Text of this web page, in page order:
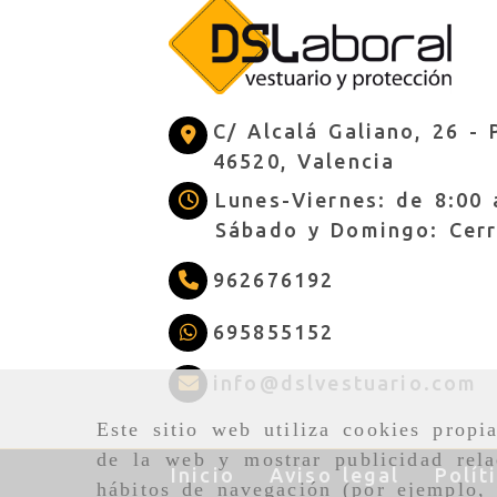
Este sitio web utiliza cookies
de la web y mostrar publicidad
hábitos de navegación (por
C/ Alcalá Galiano, 26 -
46520, Valencia
Lunes-Viernes: de 8:00
Sábado y Domingo:
962676192
695855152
info dslvestuario.com
Inicio Aviso legal